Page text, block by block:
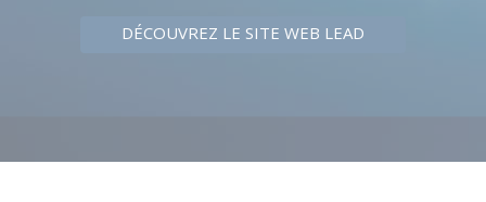
DÉCOUVREZ LE SITE WEB LEAD